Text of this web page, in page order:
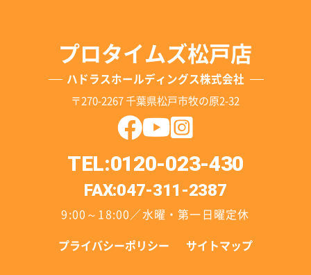
プロタイムズ松戸店
ハドラスホールディングス株式会社
〒270-2267 千葉県松戸市牧の原2-32
TEL:0120-023-430
FAX:047-311-2387
9:00～18:00／水曜・第一日曜定休
プライバシーポリシー サイトマップ